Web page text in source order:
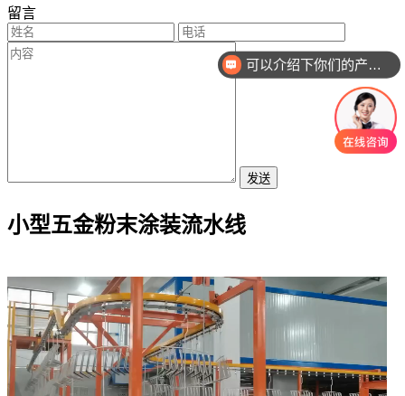
留言
发送
小型五金粉末涂装流水线
可以介绍下你们的产品么